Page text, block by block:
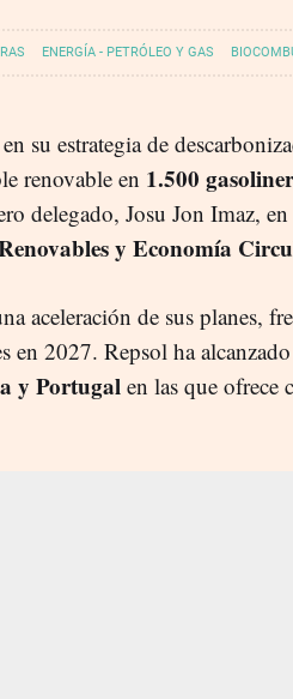
ENERGÍA - PETRÓLEO Y GAS
en su estrategia de
renovable en 1.500
delegado, Josu Jon Imaz,
y Economía
aceleración de sus planes,
en 2027. Repsol ha
y Portugal en las que ofrece